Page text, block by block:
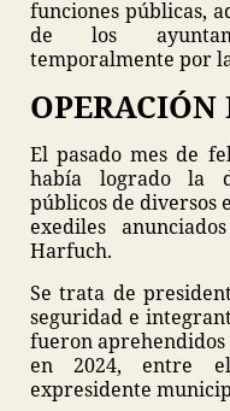
funciones públicas,
de los
temporalmente por
OPERACIÓN
El pasado mes de
había logrado la
públicos de diversos
exediles
Harfuch.
Se trata de
seguridad e
fueron
en 2024, entre
expresidente